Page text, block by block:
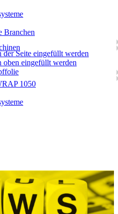
Branchen
der Seite eingefüllt werden
oben eingefüllt werden
1050